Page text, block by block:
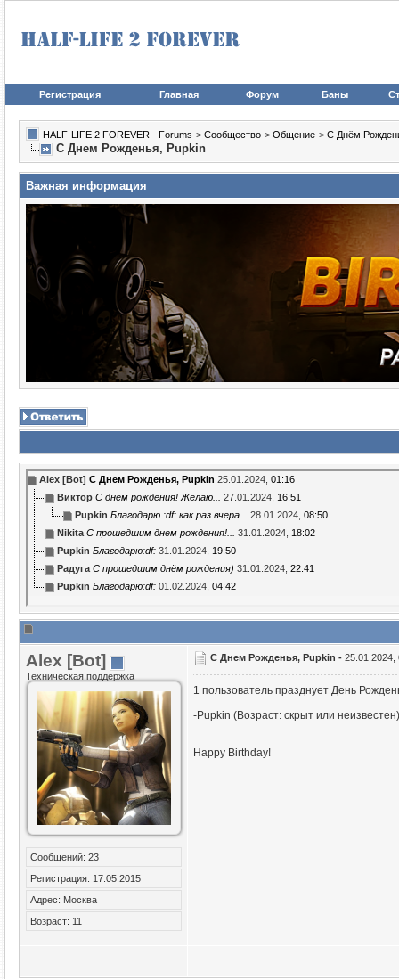
Регистрация Главная Форум Баны
HALF-LIFE 2 FOREVER - Forums > Сообщество > Общение > С Днём
С Днем Рожденья, Puрkin
Важная информация
Alex [Bot] С Днем Рожденья, Puрkin 25.01.2024, 01:16
Виктор С днем рождения! Желаю... 27.01.2024, 16:51
Puрkin Благодарю :df: как раз вчера... 28.01.2024, 08:50
Nikita С прошедшим днем рождения!... 31.01.2024, 18:02
Puрkin Благодарю:df: 31.01.2024, 19:50
Радуга С прошедшим днём рождения) 31.01.2024, 22:41
Puрkin Благодарю:df: 01.02.2024, 04:42
Alex [Bot]
Техническая поддержка
Сообщений: 23
Регистрация: 17.05.2015
Адрес: Москва
Возраст: 11
С Днем Рожденья, Puрkin - 25.01.2024,
1 пользователь празднует День
-Puрkin (Возраст: скрыт или неизвестен)
Happy Birthday!